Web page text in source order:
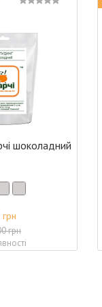
шоколадний
грн
грн